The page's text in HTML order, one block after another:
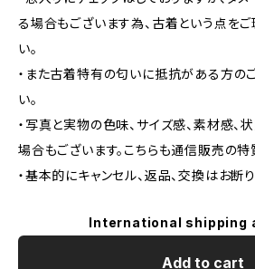
る場合もございます為、古着という点を
い。
・また古着特有の匂いに抵抗がある方の
い。
・写真と実物の色味、サイズ感、素材感、
場合もございます。こちらも通信販売の特
・基本的にキャンセル、返品、交換はお断
International shipping
Add to cart